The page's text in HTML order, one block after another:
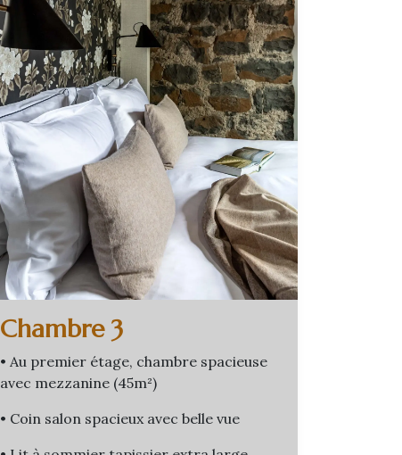
Chambre 3
• Au premier étage, chambre spacieuse
avec mezzanine (45m²)
• Coin salon spacieux avec belle vue